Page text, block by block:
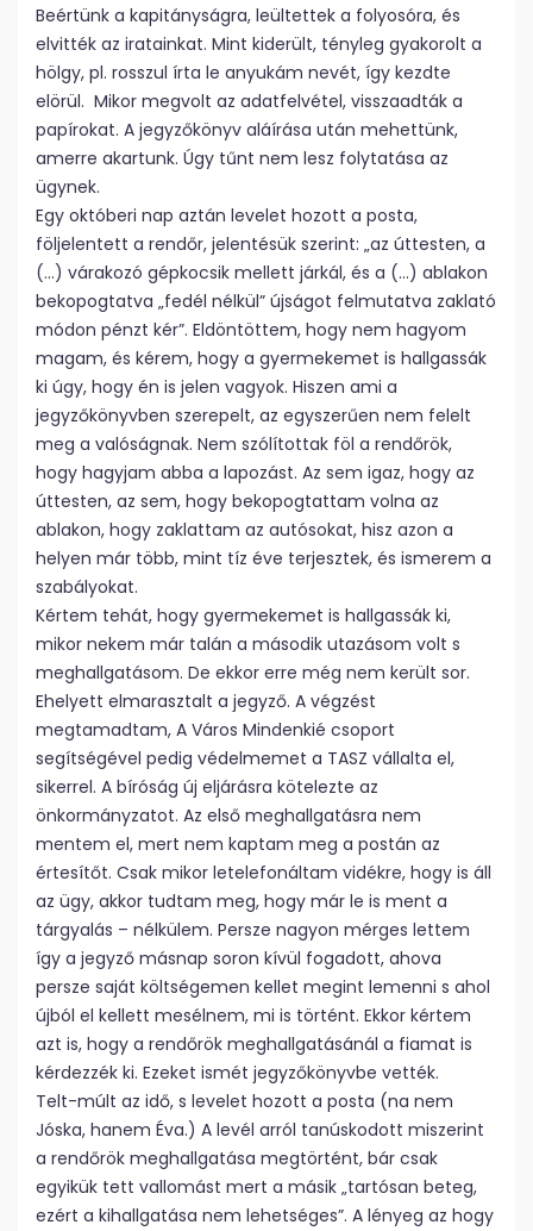
Beértünk a kapitányságra, leültettek a folyosóra, és
elvitték az iratainkat. Mint kiderült, tényleg gyakorolt a
hölgy, pl. rosszul írta le anyukám nevét, így kezdte
elörül. Mikor megvolt az adatfelvétel, visszaadták a
papírokat. A jegyzőkönyv aláírása után mehettünk,
amerre akartunk. Úgy tűnt nem lesz folytatása az
ügynek.
Egy októberi nap aztán levelet hozott a posta,
följelentett a rendőr, jelentésük szerint: „az úttesten, a
(…) várakozó gépkocsik mellett járkál, és a (…) ablakon
bekopogtatva „fedél nélkül” újságot felmutatva zaklató
módon pénzt kér”. Eldöntöttem, hogy nem hagyom
magam, és kérem, hogy a gyermekemet is hallgassák
ki úgy, hogy én is jelen vagyok. Hiszen ami a
jegyzőkönyvben szerepelt, az egyszerűen nem felelt
meg a valóságnak. Nem szólítottak föl a rendőrök,
hogy hagyjam abba a lapozást. Az sem igaz, hogy az
úttesten, az sem, hogy bekopogtattam volna az
ablakon, hogy zaklattam az autósokat, hisz azon a
helyen már több, mint tíz éve terjesztek, és ismerem a
szabályokat.
Kértem tehát, hogy gyermekemet is hallgassák ki,
mikor nekem már talán a második utazásom volt s
meghallgatásom. De ekkor erre még nem került sor.
Ehelyett elmarasztalt a jegyző. A végzést
megtamadtam, A Város Mindenkié csoport
segítségével pedig védelmemet a TASZ vállalta el,
sikerrel. A bíróság új eljárásra kötelezte az
önkormányzatot. Az első meghallgatásra nem
mentem el, mert nem kaptam meg a postán az
értesítőt. Csak mikor letelefonáltam vidékre, hogy is áll
az ügy, akkor tudtam meg, hogy már le is ment a
tárgyalás – nélkülem. Persze nagyon mérges lettem
így a jegyző másnap soron kívül fogadott, ahova
persze saját költségemen kellet megint lemenni s ahol
újból el kellett mesélnem, mi is történt. Ekkor kértem
azt is, hogy a rendőrök meghallgatásánál a fiamat is
kérdezzék ki. Ezeket ismét jegyzőkönyvbe vették.
Telt-múlt az idő, s levelet hozott a posta (na nem
Jóska, hanem Éva.) A levél arról tanúskodott miszerint
a rendőrök meghallgatása megtörtént, bár csak
egyikük tett vallomást mert a másik „tartósan beteg,
ezért a kihallgatása nem lehetséges”. A lényeg az hogy